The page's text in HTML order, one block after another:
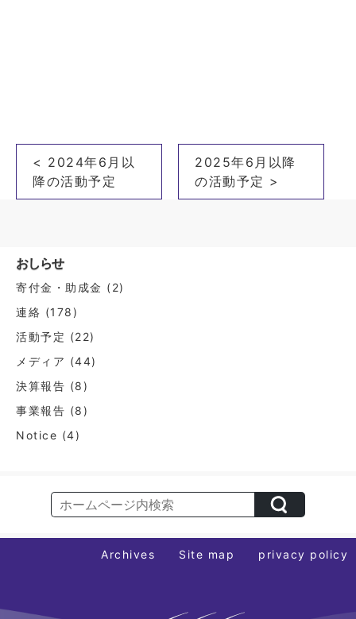
ナ
ー
シ
ョ
ン
< 2024年6月以
降の活動予定
2025年6月以降
の活動予定 >
おしらせ
寄付金・助成金 (2)
連絡 (178)
活動予定 (22)
メディア (44)
決算報告 (8)
事業報告 (8)
Notice (4)
Archives Site map privacy policy